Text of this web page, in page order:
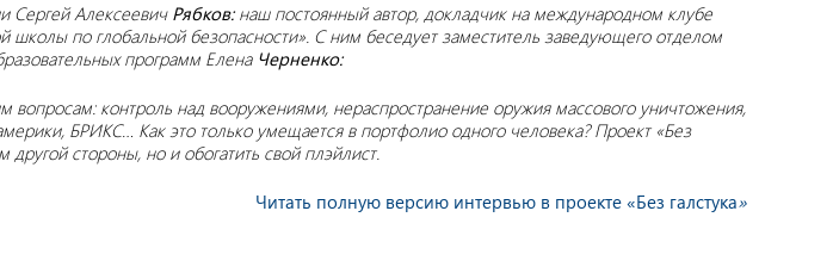
Сергей Алексеевич Рябков: наш постоянный автор, докладчик на международном клубе
по глобальной безопасности». С ним беседует заместитель заведующего отделом
программ Елена Черненко:
контроль над вооружениями, нераспространение оружия массового уничтожения,
БРИКС… Как это только умещается в портфолио одного человека? Проект «Без
стороны, но и обогатить свой плэйлист.
Читать полную версию интервью в проекте «Без галстука»